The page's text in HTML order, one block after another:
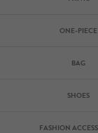
ONE-PIECE
BAG
SHOES
FASHION